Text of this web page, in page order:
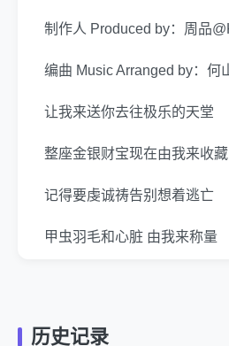
制作人 Produced by：周品
编曲 Music Arranged by：何
让我来送你去往极乐的天堂
整座金银财宝现在由我来收藏
记得要虔诚祷告别想着逃亡
甲虫羽毛和心脏 由我来称量
历史记录